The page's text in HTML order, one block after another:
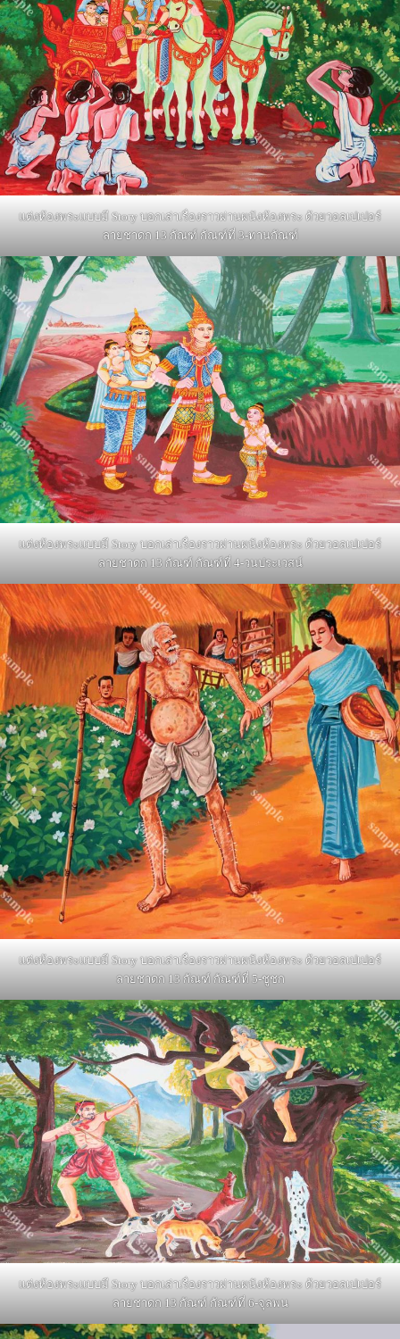
แต่งห้องพระแบบมี Story บอกเล่าเรื่องราวผ่านผนังห้องพระ ด้วยวอลเปเปอร์
ลายชาดก 13 กัณฑ์ กัณฑ์ที่ 3-ทานกัณฑ์
แต่งห้องพระแบบมี Story บอกเล่าเรื่องราวผ่านผนังห้องพระ ด้วยวอลเปเปอร์
ลายชาดก 13 กัณฑ์ กัณฑ์ที่ 4-วนประเวสน์
แต่งห้องพระแบบมี Story บอกเล่าเรื่องราวผ่านผนังห้องพระ ด้วยวอลเปเปอร์
ลายชาดก 13 กัณฑ์ กัณฑ์ที่ 5-ชูชก
แต่งห้องพระแบบมี Story บอกเล่าเรื่องราวผ่านผนังห้องพระ ด้วยวอลเปเปอร์
ลายชาดก 13 กัณฑ์ กัณฑ์ที่ 6-จุลพน